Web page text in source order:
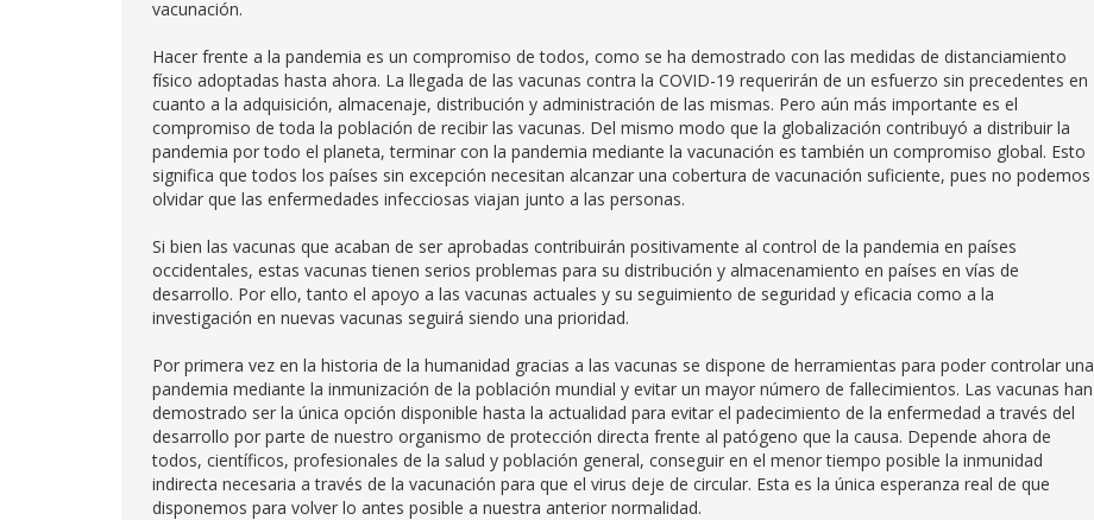
vacunación.
Hacer frente a la pandemia es un compromiso de todos, como se ha demostrado con las medidas de distanciamiento
físico adoptadas hasta ahora. La llegada de las vacunas contra la COVID-19 requerirán de un esfuerzo sin precedentes en
cuanto a la adquisición, almacenaje, distribución y administración de las mismas. Pero aún más importante es el
compromiso de toda la población de recibir las vacunas. Del mismo modo que la globalización contribuyó a distribuir la
pandemia por todo el planeta, terminar con la pandemia mediante la vacunación es también un compromiso global. Esto
significa que todos los países sin excepción necesitan alcanzar una cobertura de vacunación suficiente, pues no podemos
olvidar que las enfermedades infecciosas viajan junto a las personas.
Si bien las vacunas que acaban de ser aprobadas contribuirán positivamente al control de la pandemia en países
occidentales, estas vacunas tienen serios problemas para su distribución y almacenamiento en países en vías de
desarrollo. Por ello, tanto el apoyo a las vacunas actuales y su seguimiento de seguridad y eficacia como a la
investigación en nuevas vacunas seguirá siendo una prioridad.
Por primera vez en la historia de la humanidad gracias a las vacunas se dispone de herramientas para poder controlar una
pandemia mediante la inmunización de la población mundial y evitar un mayor número de fallecimientos. Las vacunas han
demostrado ser la única opción disponible hasta la actualidad para evitar el padecimiento de la enfermedad a través del
desarrollo por parte de nuestro organismo de protección directa frente al patógeno que la causa. Depende ahora de
todos, científicos, profesionales de la salud y población general, conseguir en el menor tiempo posible la inmunidad
indirecta necesaria a través de la vacunación para que el virus deje de circular. Esta es la única esperanza real de que
disponemos para volver lo antes posible a nuestra anterior normalidad.